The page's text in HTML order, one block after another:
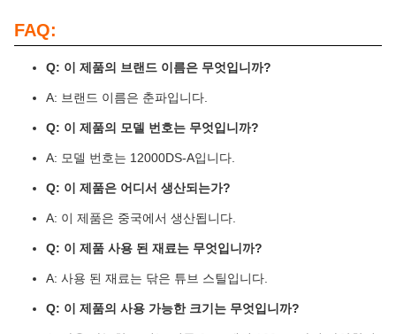
FAQ:
Q: 이 제품의 브랜드 이름은 무엇입니까?
A: 브랜드 이름은 춘파입니다.
Q: 이 제품의 모델 번호는 무엇입니까?
A: 모델 번호는 12000DS-A입니다.
Q: 이 제품은 어디서 생산되는가?
A: 이 제품은 중국에서 생산됩니다.
Q: 이 제품 사용 된 재료는 무엇입니까?
A: 사용 된 재료는 닦은 튜브 스틸입니다.
Q: 이 제품의 사용 가능한 크기는 무엇입니까?